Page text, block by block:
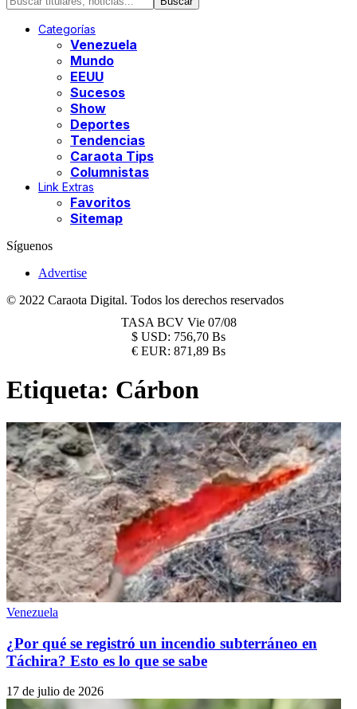
Categorías
Venezuela
Mundo
EEUU
Sucesos
Show
Deportes
Tendencias
Caraota Tips
Columnistas
Link Extras
Favoritos
Sitemap
Síguenos
Advertise
© 2022 Caraota Digital. Todos los derechos reservados
TASA BCV Vie 07/08
$ USD: 756,70 Bs
€ EUR: 871,89 Bs
Etiqueta: Cárbon
Venezuela
¿Por qué se registró un incendio subterráneo en
Táchira? Esto es lo que se sabe
17 de julio de 2026